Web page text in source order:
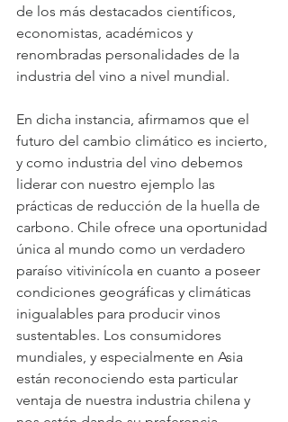
de los más destacados científicos,
economistas, académicos y
renombradas personalidades de la
industria del vino a nivel mundial.
En dicha instancia, afirmamos que el
futuro del cambio climático es incierto,
y como industria del vino debemos
liderar con nuestro ejemplo las
prácticas de reducción de la huella de
carbono. Chile ofrece una oportunidad
única al mundo como un verdadero
paraíso vitivinícola en cuanto a poseer
condiciones geográficas y climáticas
inigualables para producir vinos
sustentables. Los consumidores
mundiales, y especialmente en Asia
están reconociendo esta particular
ventaja de nuestra industria chilena y